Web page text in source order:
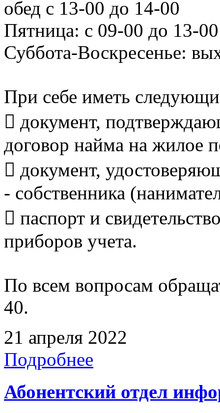
обед с 13-00 до 14-00
Пятница: с 09-00 до 13-00
Суббота-Воскресенье:
При себе иметь
 документ,
договор найма на жилое
 документ,
- собственника
 паспорт и
приборов учета.
По всем вопросам
40.
21 апреля 2022
Подробнее
Абонентский отдел